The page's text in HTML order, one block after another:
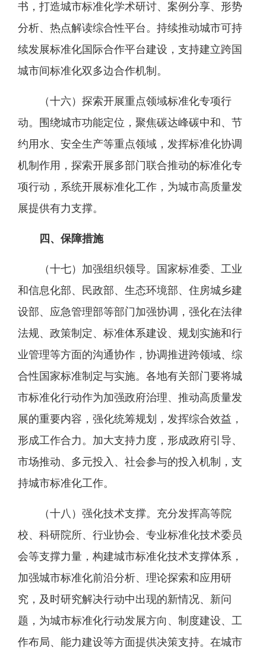
书，打造城市标准化学术研讨、案例分享、形势
分析、热点解读综合性平台。持续推动城市可持
续发展标准化国际合作平台建设，支持建立跨国
城市间标准化双多边合作机制。
（十六）探索开展重点领域标准化专项行
动。围绕城市功能定位，聚焦碳达峰碳中和、节
约用水、安全生产等重点领域，发挥标准化协调
机制作用，探索开展多部门联合推动的标准化专
项行动，系统开展标准化工作，为城市高质量发
展提供有力支撑。
四、保障措施
（十七）加强组织领导。国家标准委、工业
和信息化部、民政部、生态环境部、住房城乡建
设部、应急管理部等部门加强协调，强化在法律
法规、政策制定、标准体系建设、规划实施和行
业管理等方面的沟通协作，协调推进跨领域、综
合性国家标准制定与实施。各地有关部门要将城
市标准化行动作为加强政府治理、推动高质量发
展的重要内容，强化统筹规划，发挥综合效益，
形成工作合力。加大支持力度，形成政府引导、
市场推动、多元投入、社会参与的投入机制，支
持城市标准化工作。
（十八）强化技术支撑。充分发挥高等院
校、科研院所、行业协会、专业标准化技术委员
会等支撑力量，构建城市标准化技术支撑体系，
加强城市标准化前沿分析、理论探索和应用研
究，及时研究解决行动中出现的新情况、新问
题，为城市标准化行动发展方向、制度建设、工
作布局、能力建设等方面提供决策支持。在城市